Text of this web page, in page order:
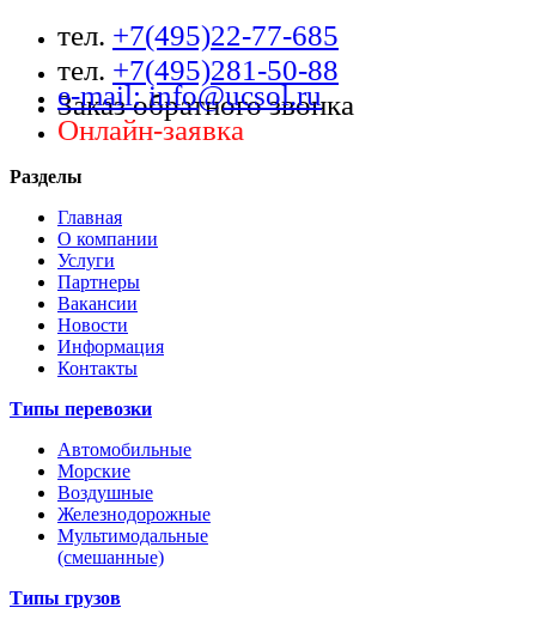
тел. +7(495)22-77-685
тел. +7(495)281-50-88
Заказ обратного звонка
e-mail: info@ucsol.ru
Онлайн-заявка
Разделы
Главная
О компании
Услуги
Партнеры
Вакансии
Новости
Информация
Контакты
Типы перевозки
Автомобильные
Морские
Воздушные
Железнодорожные
Мультимодальные
(смешанные)
Типы грузов